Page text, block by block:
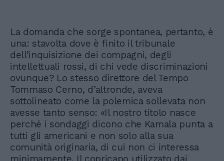
La domanda che sorge spontanea, pertanto, è
una: stavolta dove è finito il tribunale
dell’inquisizione dei compagni, degli
intellettuali rossi, di chi vede discriminazioni
ovunque? Lo stesso direttore del Tempo
Tommaso Cerno, d’altronde, aveva
sottolineato come la polemica sollevata non
avesse tanto senso: «Il nostro titolo nasce
perché i sondaggi dicono che Kamala punta a
tutti gli americani e non solo alla sua
comunità originaria, di cui non ci interessa
minimamente. Il copricapo utilizzato dai